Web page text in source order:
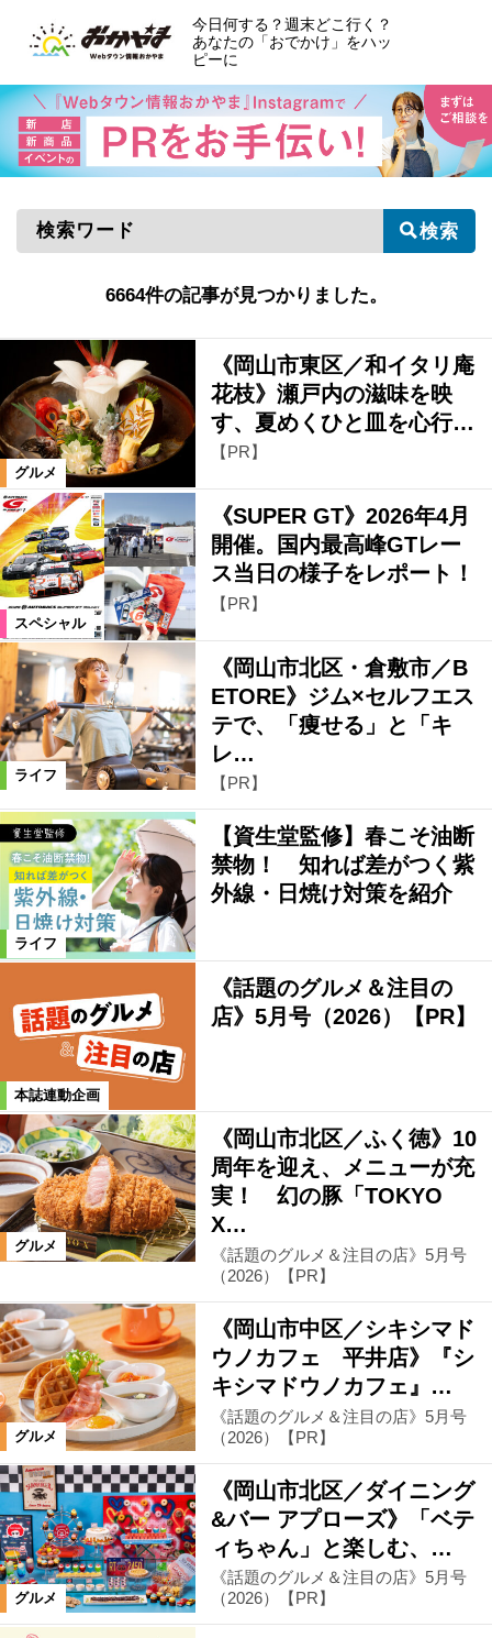
今日何する？週末どこ行く？
あなたの「おでかけ」をハッ
ピーに
検索
6664件の記事が見つかりました。
グルメ
《岡山市東区／和イタリ庵
花枝》瀬戸内の滋味を映
す、夏めくひと皿を心行…
【PR】
スペシャル
《SUPER GT》2026年4月
開催。国内最高峰GTレー
ス当日の様子をレポート！
【PR】
ライフ
《岡山市北区・倉敷市／B
ETORE》ジム×セルフエス
テで、「痩せる」と「キ
レ…
【PR】
ライフ
【資生堂監修】春こそ油断
禁物！ 知れば差がつく紫
外線・日焼け対策を紹介
本誌連動企画
《話題のグルメ＆注目の
店》5月号（2026）【PR】
グルメ
《岡山市北区／ふく徳》10
周年を迎え、メニューが充
実！ 幻の豚「TOKYO
X…
《話題のグルメ＆注目の店》5月号
（2026）【PR】
グルメ
《岡山市中区／シキシマド
ウノカフェ 平井店》『シ
キシマドウノカフェ』…
《話題のグルメ＆注目の店》5月号
（2026）【PR】
グルメ
《岡山市北区／ダイニング
&バー アプローズ》「ベテ
ィちゃん」と楽しむ、…
《話題のグルメ＆注目の店》5月号
（2026）【PR】